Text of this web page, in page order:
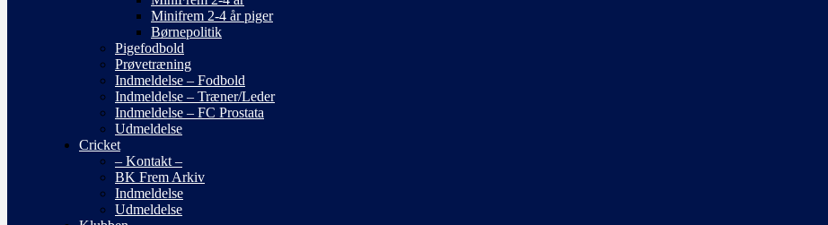
Minifrem 2-4 år piger
Børnepolitik
Pigefodbold
Prøvetræning
Indmeldelse – Fodbold
Indmeldelse – Træner/Leder
Indmeldelse – FC Prostata
Udmeldelse
Cricket
– Kontakt –
BK Frem Arkiv
Indmeldelse
Udmeldelse